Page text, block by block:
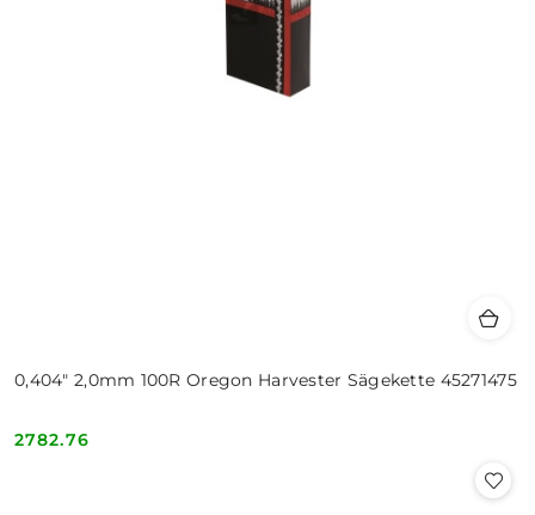
0,404" 2,0mm 100R Oregon Harvester Sägekette 45271475
Cena:
2782.76